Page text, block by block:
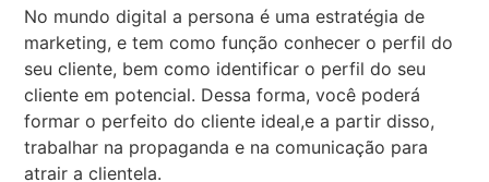
No mundo digital a persona é uma estratégia de
marketing, e tem como função conhecer o perfil do
seu cliente, bem como identificar o perfil do seu
cliente em potencial. Dessa forma, você poderá
formar o perfeito do cliente ideal,e a partir disso,
trabalhar na propaganda e na comunicação para
atrair a clientela.